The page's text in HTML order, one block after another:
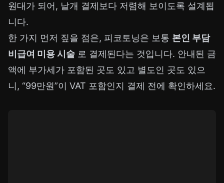
원대가 되어, 낱개 결제보다 저렴해 보이도록 설계됩
니다.
한 가지 먼저 짚을 점은, 피코토닝은 보통 본인 부담
비급여 미용 시술 로 결제된다는 것입니다. 안내된 금
액에 부가세가 포함된 곳도 있고 별도인 곳도 있으
니, “99만원”이 VAT 포함인지 결제 전에 확인하세요.